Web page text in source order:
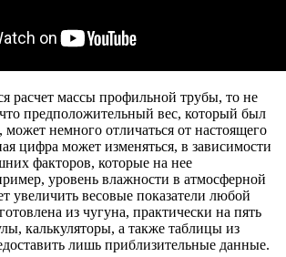
расчет массы профильной трубы, то не
что предположительный вес, который был
может немного отличаться от настоящего
цифра может изменяться, в зависимости
факторов, которые на нее
уровень влажности в атмосферной
увеличить весовые показатели любой
из чугуна, практически на пять
калькуляторы, а также таблицы из
лишь приблизительные данные.